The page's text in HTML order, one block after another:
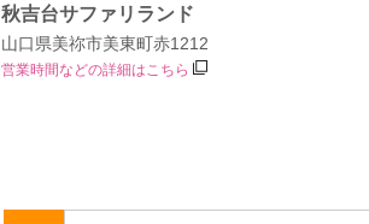
秋吉台サファリランド
山口県美祢市美東町赤1212
営業時間などの詳細はこちら